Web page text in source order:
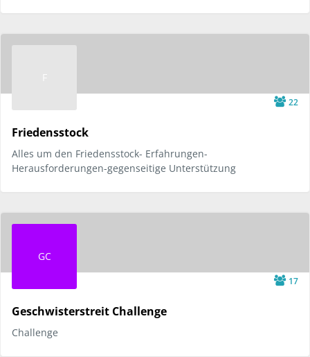
F
22
Friedensstock
Alles um den Friedensstock- Erfahrungen-
Herausforderungen-gegenseitige Unterstützung
GC
17
Geschwisterstreit Challenge
Challenge